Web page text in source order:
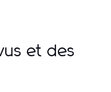
et des